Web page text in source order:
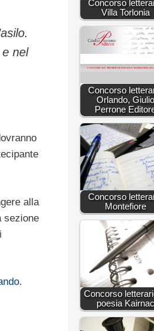
nel
alla
sezione
.
Concorso
Villa Torlonia
Concorso
Orlando, Giulio
Perrone
Concorso
Montefiore
Concorso
poesia Kairnac